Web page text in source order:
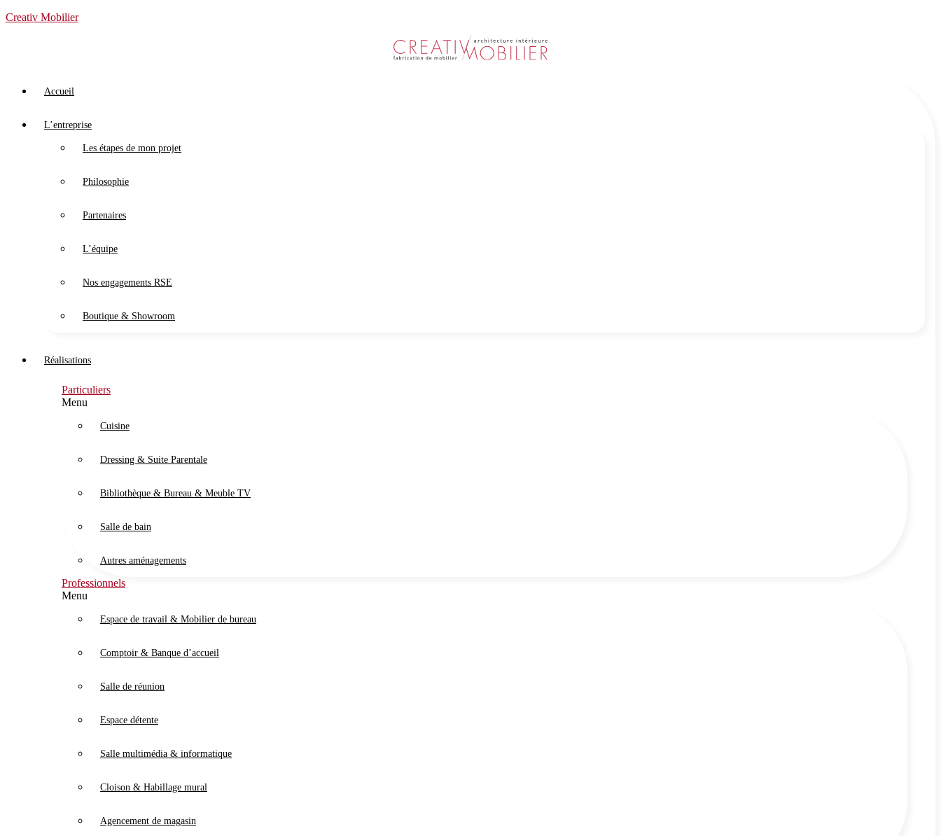
Creativ Mobilier
Accueil
L’entreprise
Les étapes de mon projet
Philosophie
Partenaires
L’équipe
Nos engagements RSE
Boutique & Showroom
Réalisations
Particuliers
Menu
Cuisine
Dressing & Suite Parentale
Bibliothèque & Bureau & Meuble TV
Salle de bain
Autres aménagements
Professionnels
Menu
Espace de travail & Mobilier de bureau
Comptoir & Banque d’accueil
Salle de réunion
Espace détente
Salle multimédia & informatique
Cloison & Habillage mural
Agencement de magasin